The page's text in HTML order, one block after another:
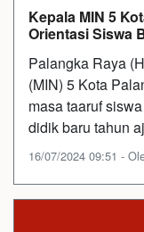
Kepala MIN 5
Orientasi Siswa
Palangka Raya
(MIN) 5 Kota
masa taaruf
didik baru tahun
16/07/2024 09:51 -